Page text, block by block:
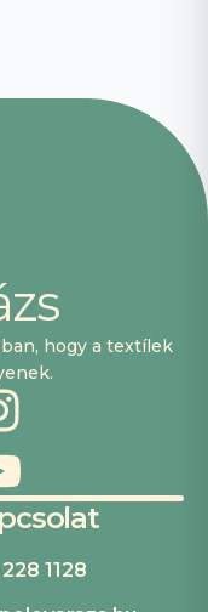
zs
hogy a textílek
1128